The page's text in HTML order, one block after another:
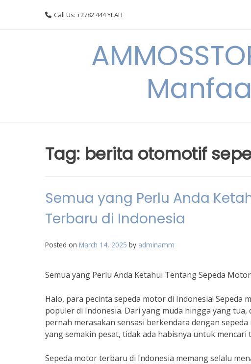
Call Us: +2782 444 YEAH
Tag: berita otomotif
Semua yang Perlu Anda
Terbaru di Indonesia
Posted on March 14, 2025 by adminamm
Semua yang Perlu Anda Ketahui Tentang Sepeda
Halo, para pecinta sepeda motor di Indonesia!
populer di Indonesia. Dari yang muda hingga yang
pernah merasakan sensasi berkendara dengan
yang semakin pesat, tidak ada habisnya untuk
Sepeda motor terbaru di Indonesia memang selalu